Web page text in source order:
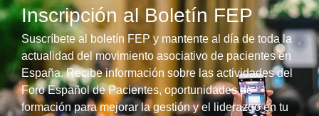
Inscripción al Boletín FEP
Suscríbete al boletín FEP y mantente al día de toda la
actualidad del movimiento asociativo de pacientes en
España. Recibe información sobre las actividades del
Foro Español de Pacientes, oportunidades de
formación para mejorar la gestión y el liderazgo en tu